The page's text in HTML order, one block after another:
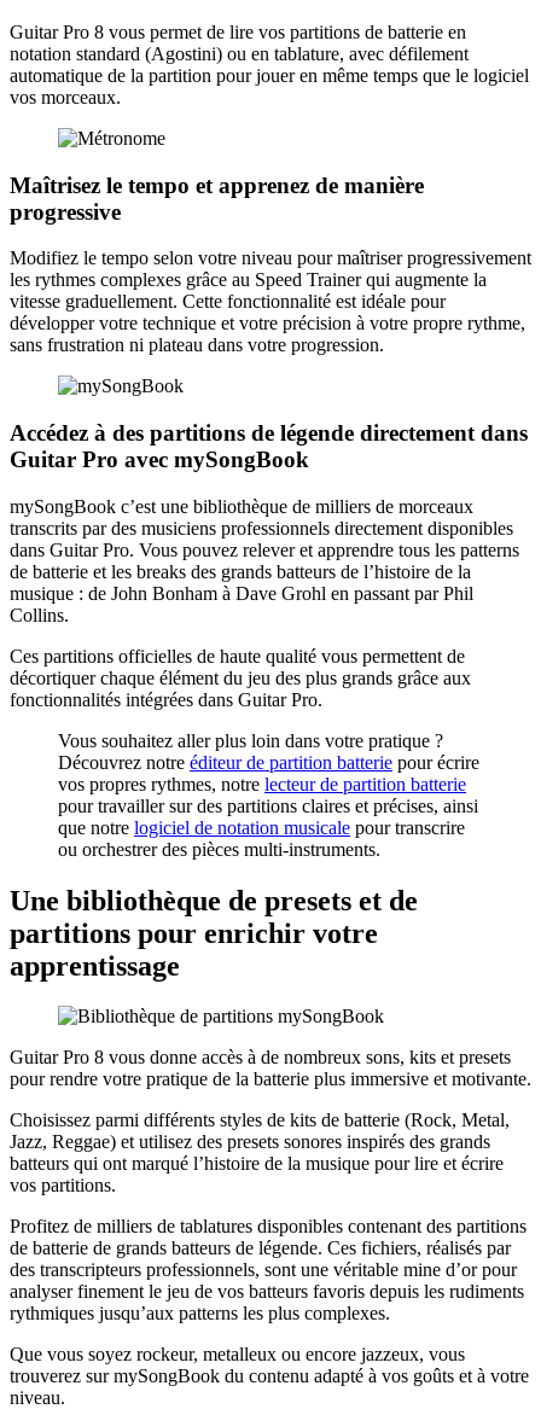
Guitar Pro 8 vous permet de lire vos partitions de batterie en
notation standard (Agostini) ou en tablature, avec défilement
automatique de la partition pour jouer en même temps que le logiciel
vos morceaux.
Maîtrisez le tempo et apprenez de manière
progressive
Modifiez le tempo selon votre niveau pour maîtriser progressivement
les rythmes complexes grâce au Speed Trainer qui augmente la
vitesse graduellement. Cette fonctionnalité est idéale pour
développer votre technique et votre précision à votre propre rythme,
sans frustration ni plateau dans votre progression.
Accédez à des partitions de légende directement dans
Guitar Pro avec mySongBook
mySongBook c’est une bibliothèque de milliers de morceaux
transcrits par des musiciens professionnels directement disponibles
dans Guitar Pro. Vous pouvez relever et apprendre tous les patterns
de batterie et les breaks des grands batteurs de l’histoire de la
musique : de John Bonham à Dave Grohl en passant par Phil
Collins.
Ces partitions officielles de haute qualité vous permettent de
décortiquer chaque élément du jeu des plus grands grâce aux
fonctionnalités intégrées dans Guitar Pro.
Vous souhaitez aller plus loin dans votre pratique ?
Découvrez notre éditeur de partition batterie pour écrire
vos propres rythmes, notre lecteur de partition batterie
pour travailler sur des partitions claires et précises, ainsi
que notre logiciel de notation musicale pour transcrire
ou orchestrer des pièces multi-instruments.
Une bibliothèque de presets et de
partitions pour enrichir votre
apprentissage
Guitar Pro 8 vous donne accès à de nombreux sons, kits et presets
pour rendre votre pratique de la batterie plus immersive et motivante.
Choisissez parmi différents styles de kits de batterie (Rock, Metal,
Jazz, Reggae) et utilisez des presets sonores inspirés des grands
batteurs qui ont marqué l’histoire de la musique pour lire et écrire
vos partitions.
Profitez de milliers de tablatures disponibles contenant des partitions
de batterie de grands batteurs de légende. Ces fichiers, réalisés par
des transcripteurs professionnels, sont une véritable mine d’or pour
analyser finement le jeu de vos batteurs favoris depuis les rudiments
rythmiques jusqu’aux patterns les plus complexes.
Que vous soyez rockeur, metalleux ou encore jazzeux, vous
trouverez sur mySongBook du contenu adapté à vos goûts et à votre
niveau.